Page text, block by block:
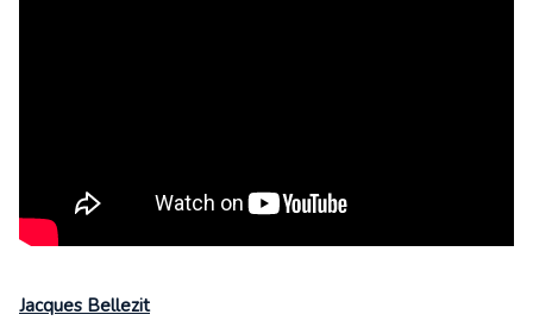
Jacques Bellezit